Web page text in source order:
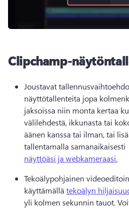
Clipchamp-
Joustavat
näyttötallenteita jopa
jaksoissa niin monta kertaa
välilehdestä, ikkunasta tai
äänen kanssa tai ilman, tai
tallentamalla samanaikaisesti
näyttöäsi ja webkameraasi.
Tekoälypohjainen
käyttämällä tekoälyn
yli kolmen sekunnin tauot.